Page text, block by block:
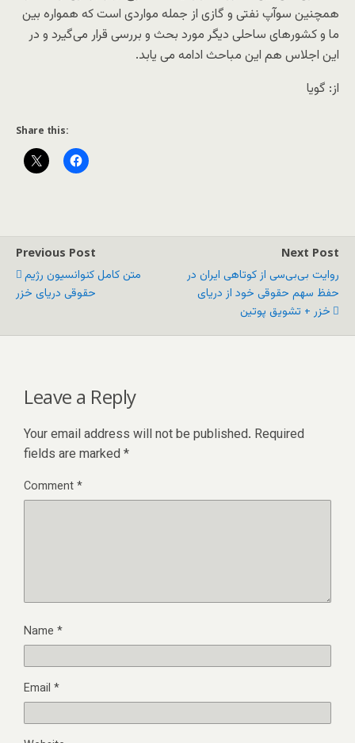
همچنین سوآپ نفتی و گازی از جمله مواردی است که همواره بین
ما و کشورهای ساحلی دیگر مورد بحث و بررسی قرار می‌گیرد و در
این اجلاس هم این مباحث ادامه می یابد.
از: گویا
Share this:
Previous Post
متن کامل کنوانسیون رژیم
حقوقی دریای خزر
Next Post
روایت بی‌بی‌سی از کوتاهی ایران در
حفظ سهم حقوقی خود از دریای
خزر + تشویق پوتین
Leave a Reply
Your email address will not be published. Required
fields are marked *
Comment*
Name *
Email *